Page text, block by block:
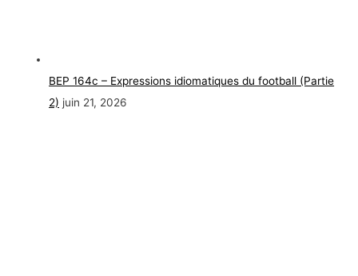
BEP 164c – Expressions idiomatiques du football (Partie
2) juin 21, 2026